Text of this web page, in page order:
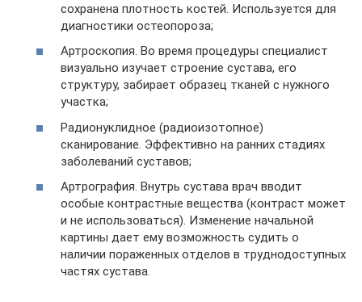
сохранена плотность костей. Используется для
диагностики остеопороза;
Артроскопия. Во время процедуры специалист
визуально изучает строение сустава, его
структуру, забирает образец тканей с нужного
участка;
Радионуклидное (радиоизотопное)
сканирование. Эффективно на ранних стадиях
заболеваний суставов;
Артрография. Внутрь сустава врач вводит
особые контрастные вещества (контраст может
и не использоваться). Изменение начальной
картины дает ему возможность судить о
наличии пораженных отделов в труднодоступных
частях сустава.